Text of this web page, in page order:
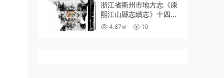
浙江省衢州市地方志《康
熙江山縣志續志》十四卷
附錄一卷 清汪浩修 宋俊
4.87w 10